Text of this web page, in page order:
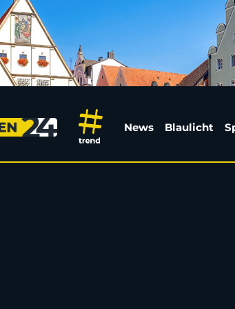
um Gwinn:
News Blaulicht